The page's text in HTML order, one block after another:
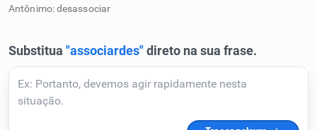
Detector de IA
Humanizador de IA
Antônimo: desassociar